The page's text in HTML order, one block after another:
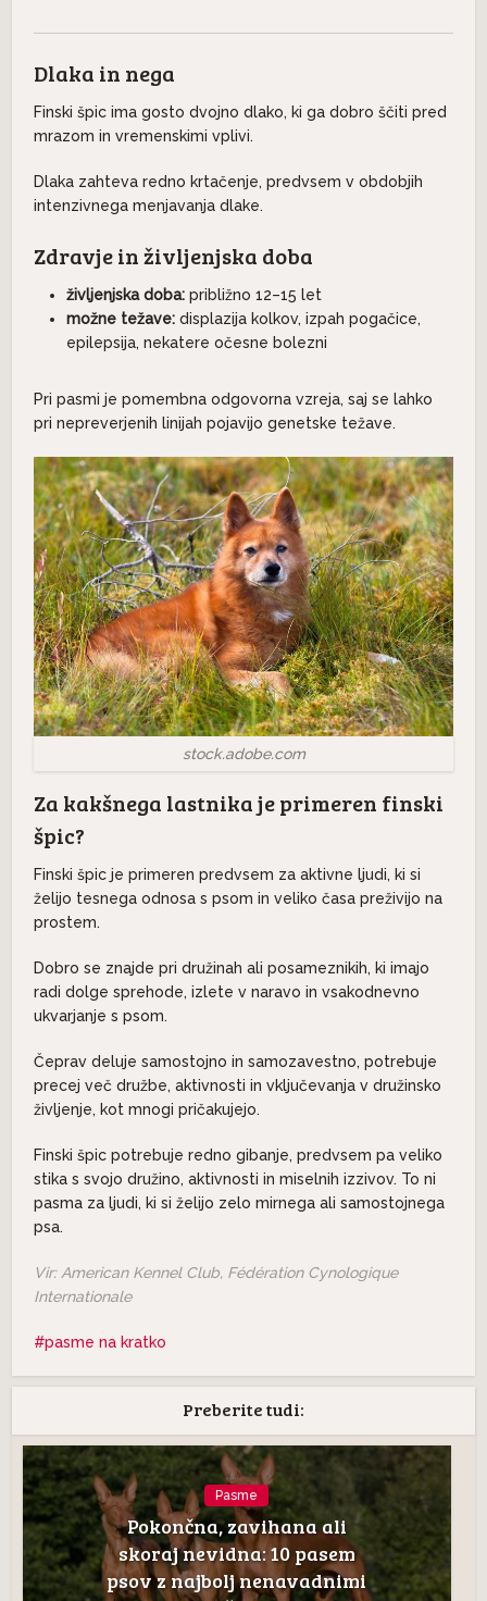
Dlaka in nega
Finski špic ima gosto dvojno dlako, ki ga dobro ščiti pred
mrazom in vremenskimi vplivi.
Dlaka zahteva redno krtačenje, predvsem v obdobjih
intenzivnega menjavanja dlake.
Zdravje in življenjska doba
življenjska doba: približno 12–15 let
možne težave: displazija kolkov, izpah pogačice,
epilepsija, nekatere očesne bolezni
Pri pasmi je pomembna odgovorna vzreja, saj se lahko
pri nepreverjenih linijah pojavijo genetske težave.
stock.adobe.com
Za kakšnega lastnika je primeren finski
špic?
Finski špic je primeren predvsem za aktivne ljudi, ki si
želijo tesnega odnosa s psom in veliko časa preživijo na
prostem.
Dobro se znajde pri družinah ali posameznikih, ki imajo
radi dolge sprehode, izlete v naravo in vsakodnevno
ukvarjanje s psom.
Čeprav deluje samostojno in samozavestno, potrebuje
precej več družbe, aktivnosti in vključevanja v družinsko
življenje, kot mnogi pričakujejo.
Finski špic potrebuje redno gibanje, predvsem pa veliko
stika s svojo družino, aktivnosti in miselnih izzivov. To ni
pasma za ljudi, ki si želijo zelo mirnega ali samostojnega
psa.
Vir: American Kennel Club, Fédération Cynologique
Internationale
pasme na kratko
Preberite tudi:
Pasme
Pokončna, zavihana ali
skoraj nevidna: 10 pasem
psov z najbolj nenavadnimi